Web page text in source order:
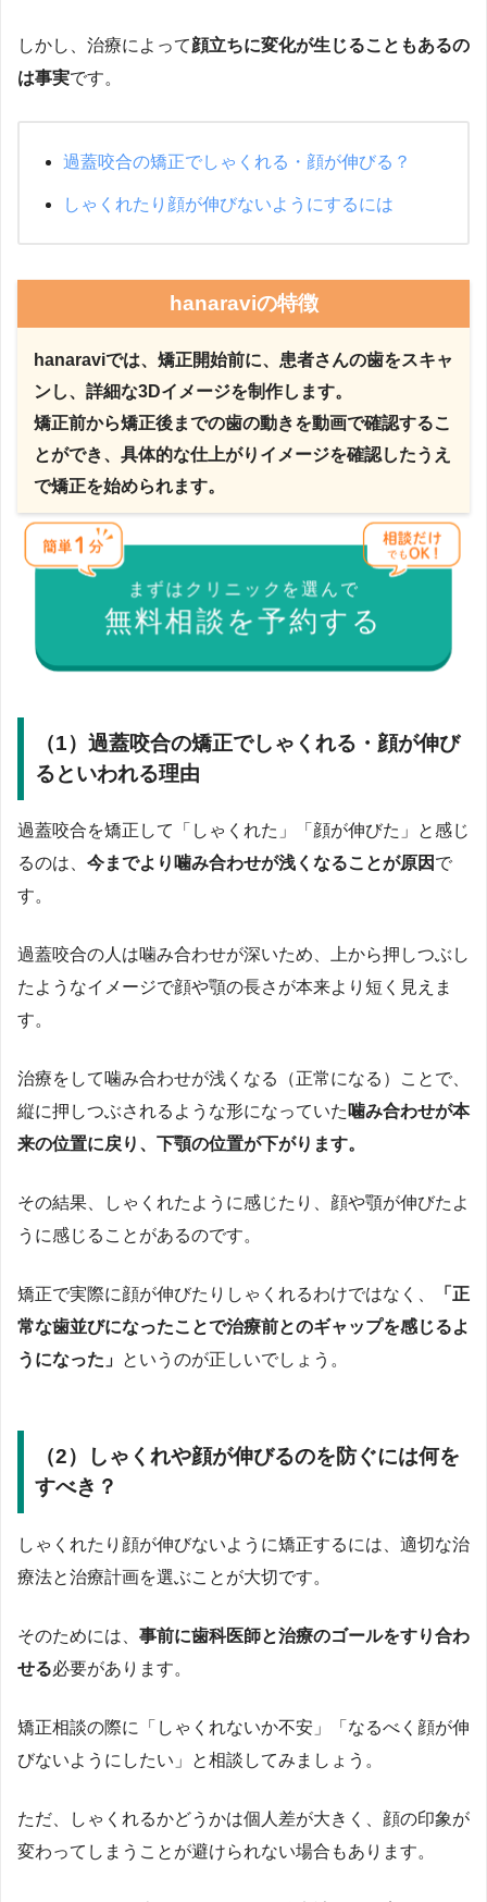
しかし、治療によって顔立ちに変化が生じることもあるの
は事実です。
過蓋咬合の矯正でしゃくれる・顔が伸びる？
しゃくれたり顔が伸びないようにするには
hanaraviの特徴
hanaraviでは、矯正開始前に、患者さんの歯をスキャ
ンし、詳細な3Dイメージを制作します。
矯正前から矯正後までの歯の動きを動画で確認するこ
とができ、具体的な仕上がりイメージを確認したうえ
で矯正を始められます。
まずはクリニックを選んで
無料相談を予約する
（1）過蓋咬合の矯正でしゃくれる・顔が伸び
るといわれる理由
過蓋咬合を矯正して「しゃくれた」「顔が伸びた」と感じ
るのは、 今までより噛み合わせが浅くなることが原因 で
す。
過蓋咬合の人は噛み合わせが深いため、上から押しつぶし
たようなイメージで顔や顎の長さが本来より短く見えま
す。
治療をして噛み合わせが浅くなる（正常になる）ことで、
縦に押しつぶされるような形になっていた 噛み合わせが本
来の位置に戻り、 下顎の位置が下がります。
その結果、しゃくれたように感じたり、顔や顎が伸びたよ
うに感じることがあるのです。
矯正で実際に顔が伸びたりしゃくれるわけではなく、
「正
常な歯並びになったことで治療前とのギャップを感じるよ
うになった」 というのが正しいでしょう。
（2）しゃくれや顔が伸びるのを防ぐには何を
すべき？
しゃくれたり顔が伸びないように矯正するには、適切な治
療法と治療計画を選ぶことが大切です。
そのためには、 事前に歯科医師と治療のゴールをすり合わ
せる必要があります。
矯正相談の際に「しゃくれないか不安」「なるべく顔が伸
びないようにしたい」と相談してみましょう。
ただ、しゃくれるかどうかは個人差が大きく、顔の印象が
変わってしまうことが避けられない場合もあります。